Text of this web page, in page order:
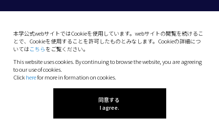
本学公式webサイトではCookieを使用しています。webサイトの閲覧を続けるこ
とで、Cookieを使用することを許可したものとみなします。Cookieの詳細につ
いてはこちらをご覧ください。
This website uses cookies. By continuing to browse the website, you are agreeing
to our use of cookies.
Clickherefor more in formation on cookies.
同意する
I agree.
10-13 Dogo-Himata, Matsuyama, Ehime 790-
Phone: +81 89-927-9000
(C) 2026 Ehime University.